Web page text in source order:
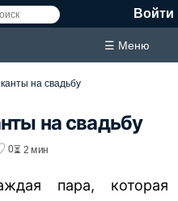
Войти
☰ Меню
на свадьбу
на свадьбу
0⏳ 2 мин
пара, которая